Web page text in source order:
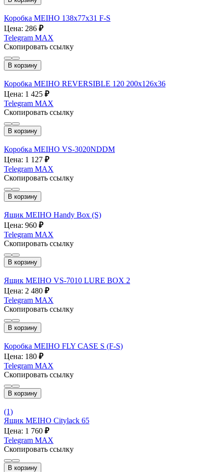
Коробка MEIHO 138х77х31 F-S
Цена: 286 ₽
Telegram MAX
Скопировать ссылку
В корзину
Коробка MEIHO REVERSIBLE 120 200x126x36
Цена: 1 425 ₽
Telegram MAX
Скопировать ссылку
В корзину
Коробка MEIHO VS-3020NDDM
Цена: 1 127 ₽
Telegram MAX
Скопировать ссылку
В корзину
Ящик MEIHO Handy Box (S)
Цена: 960 ₽
Telegram MAX
Скопировать ссылку
В корзину
Ящик MEIHO VS-7010 LURE BOX 2
Цена: 2 480 ₽
Telegram MAX
Скопировать ссылку
В корзину
Коробка MEIHO FLY CASE S (F-S)
Цена: 180 ₽
Telegram MAX
Скопировать ссылку
В корзину
(1)
Ящик MEIHO Citylack 65
Цена: 1 760 ₽
Telegram MAX
Скопировать ссылку
В корзину